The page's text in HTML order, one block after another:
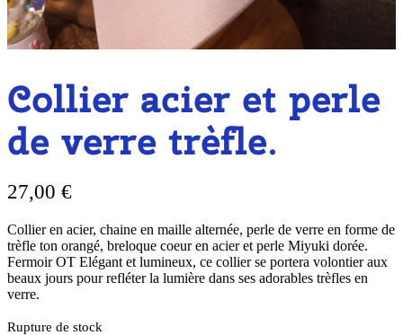
Collier acier et perle
de verre trèfle.
27,00 €
Collier en acier, chaine en maille alternée, perle de verre en forme de
trèfle ton orangé, breloque coeur en acier et perle Miyuki dorée.
Fermoir OT Elégant et lumineux, ce collier se portera volontier aux
beaux jours pour refléter la lumière dans ses adorables trèfles en
verre.
Rupture de stock